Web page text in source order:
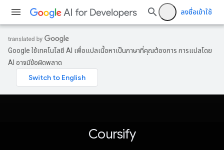
ลงชื่อเข้าใช้
Google ใช้เทคโนโลยี AI เพื่อแปลเนื้อหาเป็นภาษาที่คุณต้องการ การแปลโดย
AI อาจมีข้อผิดพลาด
Coursify